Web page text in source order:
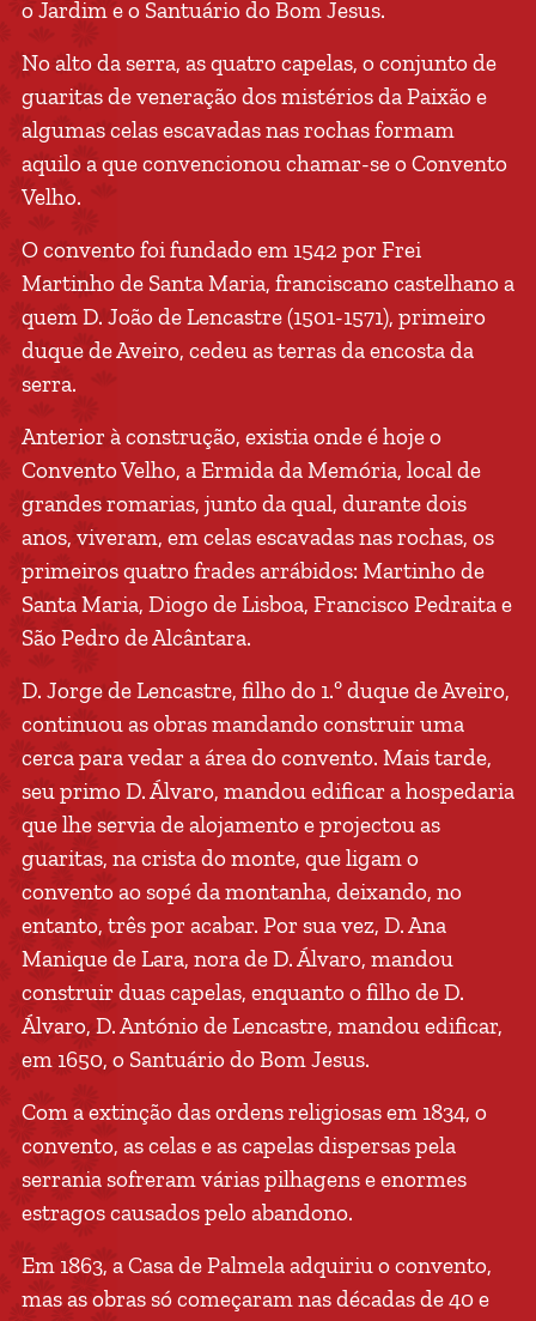
o Jardim e o Santuário do Bom Jesus.
No alto da serra, as quatro capelas, o conjunto de
guaritas de veneração dos mistérios da Paixão e
algumas celas escavadas nas rochas formam
aquilo a que convencionou chamar-se o Convento
Velho.
O convento foi fundado em 1542 por Frei
Martinho de Santa Maria, franciscano castelhano a
quem D. João de Lencastre (1501-1571), primeiro
duque de Aveiro, cedeu as terras da encosta da
serra.
Anterior à construção, existia onde é hoje o
Convento Velho, a Ermida da Memória, local de
grandes romarias, junto da qual, durante dois
anos, viveram, em celas escavadas nas rochas, os
primeiros quatro frades arrábidos: Martinho de
Santa Maria, Diogo de Lisboa, Francisco Pedraita e
São Pedro de Alcântara.
D. Jorge de Lencastre, filho do 1.º duque de Aveiro,
continuou as obras mandando construir uma
cerca para vedar a área do convento. Mais tarde,
seu primo D. Álvaro, mandou edificar a hospedaria
que lhe servia de alojamento e projectou as
guaritas, na crista do monte, que ligam o
convento ao sopé da montanha, deixando, no
entanto, três por acabar. Por sua vez, D. Ana
Manique de Lara, nora de D. Álvaro, mandou
construir duas capelas, enquanto o filho de D.
Álvaro, D. António de Lencastre, mandou edificar,
em 1650, o Santuário do Bom Jesus.
Com a extinção das ordens religiosas em 1834, o
convento, as celas e as capelas dispersas pela
serrania sofreram várias pilhagens e enormes
estragos causados pelo abandono.
Em 1863, a Casa de Palmela adquiriu o convento,
mas as obras só começaram nas décadas de 40 e